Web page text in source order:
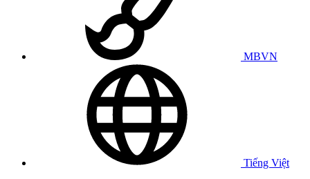
MBVN
Tiếng Việt